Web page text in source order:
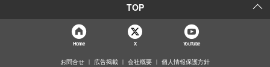
TOP
Home X YouTube
お問合せ 広告掲載 会社概要 個人情報保護方針